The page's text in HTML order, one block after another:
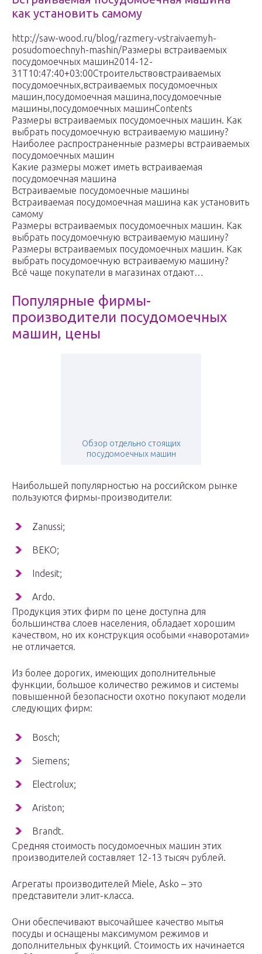
как установить самому
http://saw-wood.ru/blog/razmery-vstraivaemyh-
posudomoechnyh-mashin/Размеры встраиваемых
посудомоечных машин2014-12-
31T10:47:40+03:00Строительствовстраиваемых
посудомоечных,встраиваемых посудомоечных
машин,посудомоечная машина,посудомоечные
машины,посудомоечных машинContents
Размеры встраиваемых посудомоечных машин. Как
выбрать посудомоечную встраиваемую машину?
Наиболее распространенные размеры встраиваемых
посудомоечных машин
Какие размеры может иметь встраиваемая
посудомоечная машина
Встраиваемые посудомоечные машины
Встраиваемая посудомоечная машина как установить
самому
Размеры встраиваемых посудомоечных машин. Как
выбрать посудомоечную встраиваемую машину?
Размеры встраиваемых посудомоечных машин. Как
выбрать посудомоечную встраиваемую машину?
Всё чаще покупатели в магазинах отдают…
Популярные фирмы-
производители посудомоечных
машин, цены
Обзор отдельно стоящих
посудомоечных машин
Наибольшей популярностью на российском рынке
пользуются фирмы-производители:
Zanussi;
BEKO;
Indesit;
Ardo.
Продукция этих фирм по цене доступна для
большинства слоев населения, обладает хорошим
качеством, но их конструкция особыми «наворотами»
не отличается.
Из более дорогих, имеющих дополнительные
функции, большое количество режимов и системы
повышенной безопасности охотно покупают модели
следующих фирм:
Bosch;
Siemens;
Electrolux;
Ariston;
Brandt.
Средняя стоимость посудомоечных машин этих
производителей составляет 12-13 тысяч рублей.
Агрегаты производителей Мiele, Asko – это
представители элит-класса.
Они обеспечивают высочайшее качество мытья
посуды и оснащены максимумом режимов и
дополнительных функций. Стоимость их начинается